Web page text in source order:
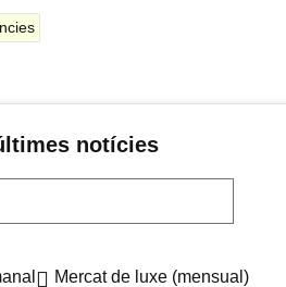
notícies
Mercat de luxe (mensual)